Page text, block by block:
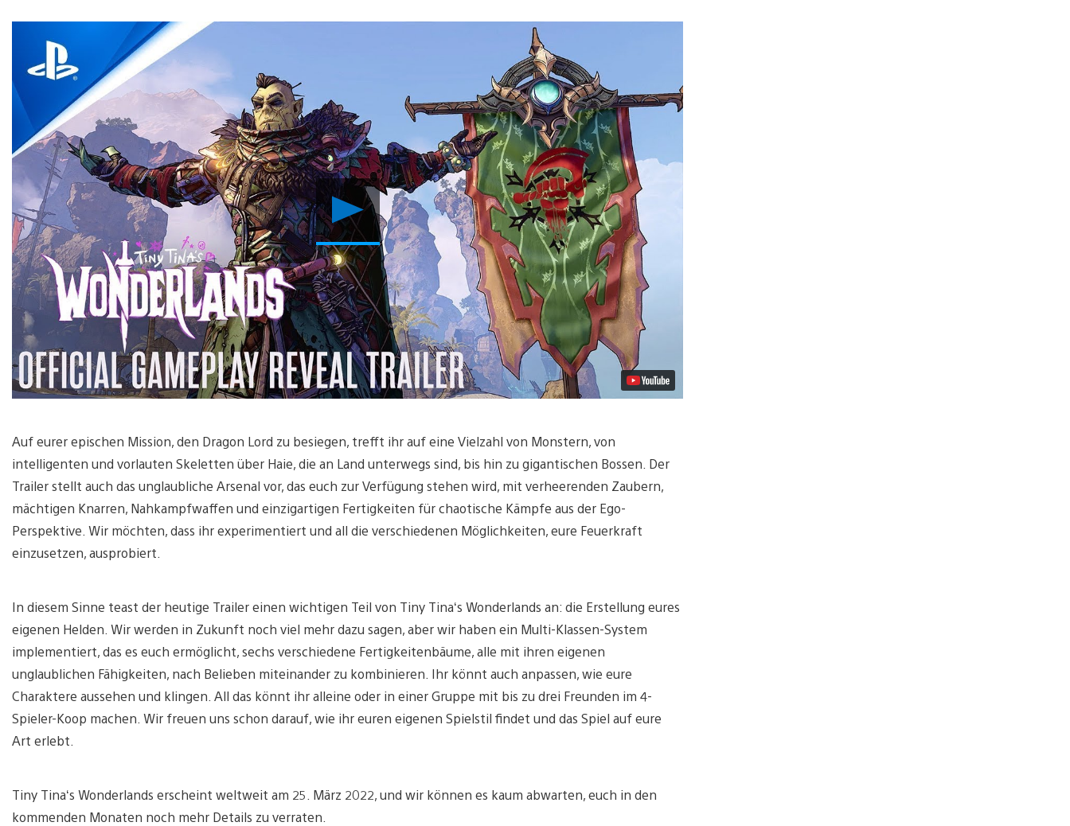
Video
abspielen
Auf eurer epischen Mission, den Dragon Lord zu besiegen, trefft ihr auf eine Vielzahl von Monstern, von
intelligenten und vorlauten Skeletten über Haie, die an Land unterwegs sind, bis hin zu gigantischen Bossen. Der
Trailer stellt auch das unglaubliche Arsenal vor, das euch zur Verfügung stehen wird, mit verheerenden Zaubern,
mächtigen Knarren, Nahkampfwaffen und einzigartigen Fertigkeiten für chaotische Kämpfe aus der Ego-
Perspektive. Wir möchten, dass ihr experimentiert und all die verschiedenen Möglichkeiten, eure Feuerkraft
einzusetzen, ausprobiert.
In diesem Sinne teast der heutige Trailer einen wichtigen Teil von Tiny Tina‘s Wonderlands an: die Erstellung eures
eigenen Helden. Wir werden in Zukunft noch viel mehr dazu sagen, aber wir haben ein Multi-Klassen-System
implementiert, das es euch ermöglicht, sechs verschiedene Fertigkeitenbäume, alle mit ihren eigenen
unglaublichen Fähigkeiten, nach Belieben miteinander zu kombinieren. Ihr könnt auch anpassen, wie eure
Charaktere aussehen und klingen. All das könnt ihr alleine oder in einer Gruppe mit bis zu drei Freunden im 4-
Spieler-Koop machen. Wir freuen uns schon darauf, wie ihr euren eigenen Spielstil findet und das Spiel auf eure
Art erlebt.
Tiny Tina‘s Wonderlands erscheint weltweit am 25. März 2022, und wir können es kaum abwarten, euch in den
kommenden Monaten noch mehr Details zu verraten.